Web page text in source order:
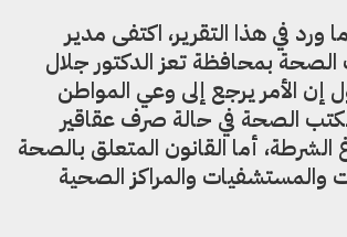
ورد في هذا التقرير، اكتفى مدير
الصحة بمحافظة تعز الدكتور جلال
إن الأمر يرجع إلى وعي المواطن
مكتب الصحة في حالة صرف عقاقير
الشرطة، أما القانون المتعلق بالصحة
والمستشفيات والمراكز الصحية